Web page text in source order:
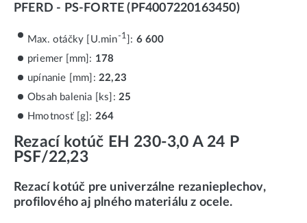
PFERD - PS-FORTE (PF4007220163450)
Max. otáčky [U.min-1]: 6 600
priemer [mm]: 178
upínanie [mm]: 22,23
Obsah balenia [ks]: 25
Hmotnosť [g]: 264
Rezací kotúč EH 230-3,0 A 24 P
PSF/22,23
Rezací kotúč pre univerzálne rezanieplechov,
profilového aj plného materiálu z ocele.